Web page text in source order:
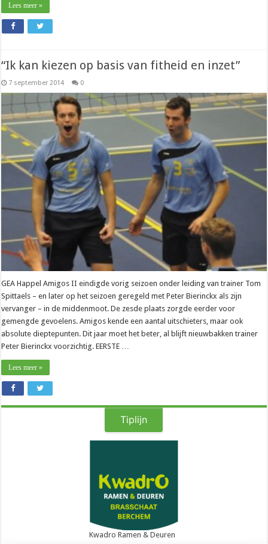
Lees meer »
“Ik kan kiezen op basis van fitheid en inzet”
7 september 2014 0
GEA Happel Amigos II eindigde vorig seizoen onder leiding van trainer Tom
Spittaels – en later op het seizoen geregeld met Peter Bierinckx als zijn
vervanger – in de middenmoot. De zesde plaats zorgde eerder voor
gemengde gevoelens. Amigos kende een aantal uitschieters, maar ook
absolute dieptepunten. Dit jaar moet het beter, al blijft nieuwbakken trainer
Peter Bierinckx voorzichtig. EERSTE …
Lees meer »
Tiplijn
Kwadro Ramen & Deuren